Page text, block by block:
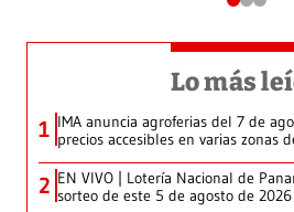
Lo más
1 IMA anuncia agroferias del 7 de
precios accesibles en varias zonas
2 EN VIVO | Lotería Nacional de
sorteo de este 5 de agosto de 2026